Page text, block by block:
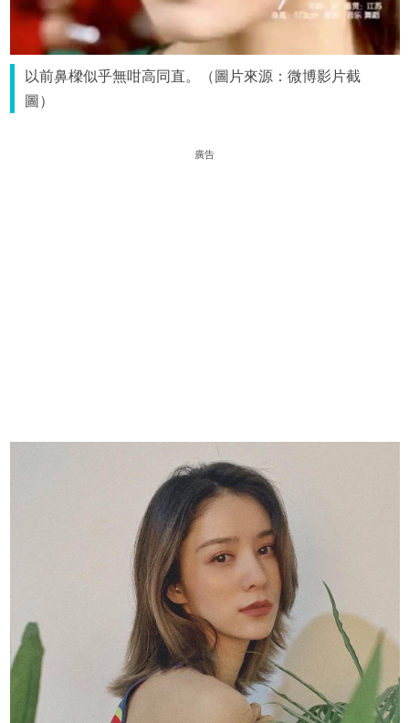
以前鼻樑似乎無咁高同直。（圖片來源：微博影片截
圖）
廣告